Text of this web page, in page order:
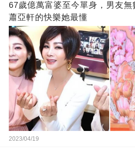
67歲億萬富婆至今單身，男友無
蕭亞軒的快樂她最懂
2023/04/19